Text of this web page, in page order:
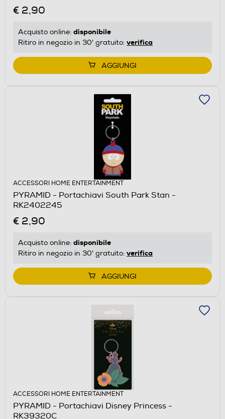
€ 2,90
Acquisto online: disponibile
Ritiro in negozio in 30' gratuito: verifica
AGGIUNGI
ACCESSORI HOME ENTERTAINMENT
PYRAMID - Portachiavi South Park Stan -
RK2402245
€ 2,90
Acquisto online: disponibile
Ritiro in negozio in 30' gratuito: verifica
AGGIUNGI
ACCESSORI HOME ENTERTAINMENT
PYRAMID - Portachiavi Disney Princess -
RK39320C